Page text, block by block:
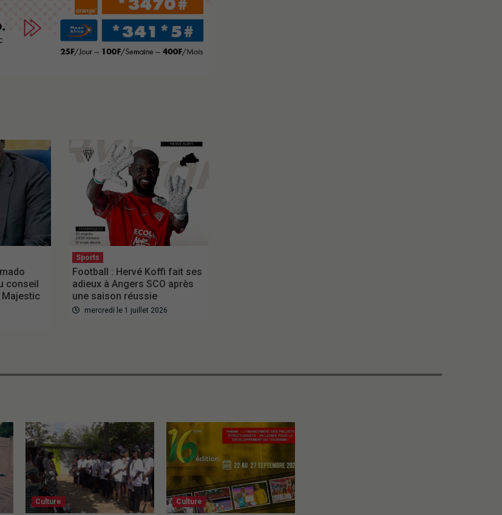
conseil
Majestic
Sports
Football : Hervé Koffi fait ses
adieux à Angers SCO après
une saison réussie
mercredi le 1 juillet 2026
Culture Culture